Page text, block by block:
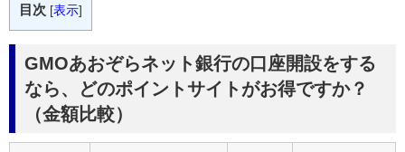
目次 [表示]
GMOあおぞらネット銀行の口座開設をする
なら、どのポイントサイトがお得ですか？
（金額比較）